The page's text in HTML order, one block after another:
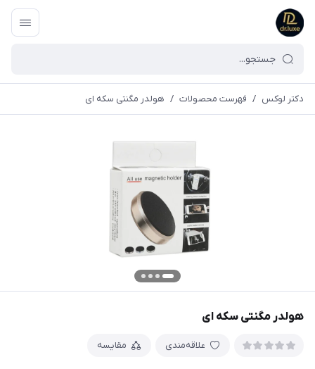
دکتر لوکس / فهرست محصولات / هولدر مگنتی سکه ای
هولدر مگنتی سکه ای
علاقه‌مندی مقایسه